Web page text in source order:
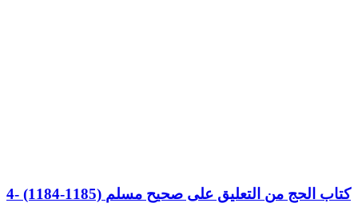
4- (1184-1185) كتاب الحج من التعليق على صحيح مسلم